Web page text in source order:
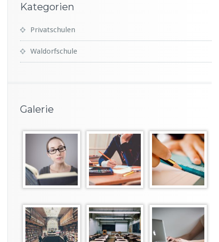
Kategorien
Privatschulen
Waldorfschule
Galerie